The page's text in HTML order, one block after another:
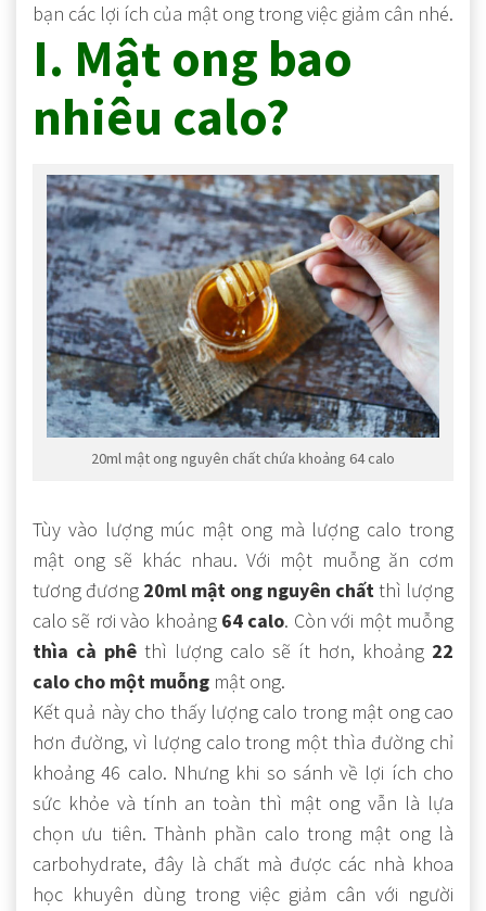
bạn các lợi ích của mật ong trong việc giảm cân nhé.
I. Mật ong bao
nhiêu calo?
20ml mật ong nguyên chất chứa khoảng 64 calo
Tùy vào lượng múc mật ong mà lượng calo trong
mật ong sẽ khác nhau. Với một muỗng ăn cơm
tương đương 20ml mật ong nguyên chấtthì lượng
calo sẽ rơi vào khoảng64 calo. Còn với một muỗng
thìa cà phê thì lượng calo sẽ ít hơn, khoảng 22
calo cho một muỗng mật ong.
Kết quả này cho thấy lượng calo trong mật ong cao
hơn đường, vì lượng calo trong một thìa đường chỉ
khoảng 46 calo. Nhưng khi so sánh về lợi ích cho
sức khỏe và tính an toàn thì mật ong vẫn là lựa
chọn ưu tiên. Thành phần calo trong mật ong là
carbohydrate, đây là chất mà được các nhà khoa
học khuyên dùng trong việc giảm cân với người